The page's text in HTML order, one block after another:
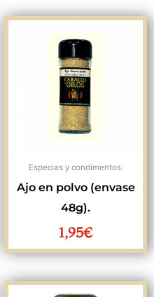
Especias y condimentos.
Ajo en polvo (envase
48g).
1,95€